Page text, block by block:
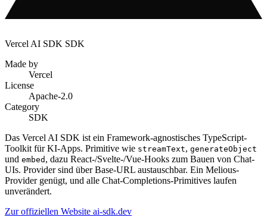
Vercel AI SDK SDK
Made by
Vercel
License
Apache-2.0
Category
SDK
Das Vercel AI SDK ist ein Framework-agnostisches TypeScript-
Toolkit für KI-Apps. Primitive wie streamText, generateObject
und embed , dazu React-/Svelte-/Vue-Hooks zum Bauen von Chat-
UIs. Provider sind über Base-URL austauschbar. Ein Melious-
Provider genügt, und alle Chat-Completions-Primitives laufen
unverändert.
Zur offiziellen Website ai-sdk.dev